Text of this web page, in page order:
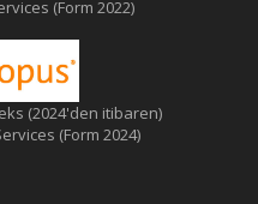
(Form 2022)
(2024'den itibaren)
(Form 2024)